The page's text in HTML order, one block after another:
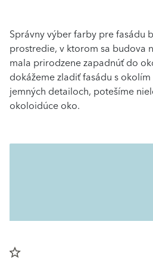
Správny výber farby pre fasádu
prostredie, v ktorom sa budova
mala prirodzene zapadnúť do
dokážeme zladiť fasádu s
jemných detailoch, potešíme
okoloidúce oko.
star_border